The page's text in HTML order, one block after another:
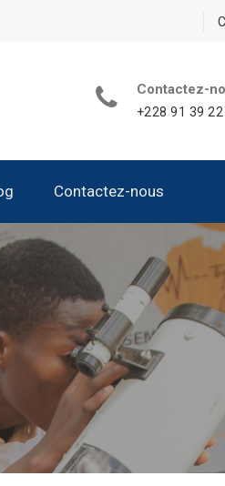
Contactez-
+228 91 39 22
Contactez-nous